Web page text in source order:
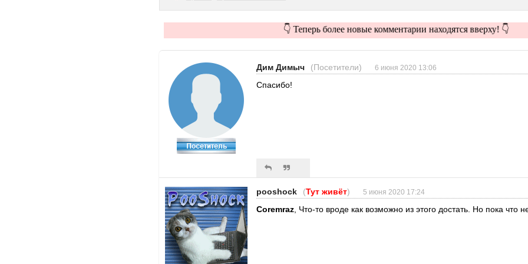
👇 Теперь более новые комментарии находятся вверху! 👇
Дим Димыч (Посетители) 6 июня 2020 13:06
Спасибо!
pooshock (Тут живёт) 5 июня 2020 17:24
Coremraz , Что-то вроде как возможно из этого достать. Но пока что